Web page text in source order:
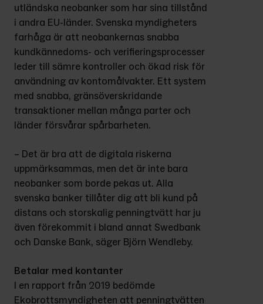
utländska neobanker som har sina tillstånd
i andra EU-länder. Svenska myndigheters
farhåga är att neobankernas snabba
kundkännedoms- och verifieringsprocesser
leder till sämre kontroller och ökad risk för
användning av kontomålvakter. Ett system
med snabba, gränsöverskridande
transaktioner mellan många parter och
länder försvårar spårbarheten.
– Det är bra att de digitala riskerna
uppmärksammas, men det är inte bara
neobanker som borde pekas ut. Alla
svenska banker tillåter dig att bli kund på
distans och storskalig penningtvätt har ju
även förekommit i bland annat Swedbank
och Danske Bank, säger Björn Wendleby.
Betalar med kontanter
I en rapport från 2019 bedömde
Ekobrottsmyndigheten att penningtvätten